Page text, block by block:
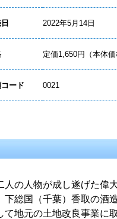
2022年5月14日
定価1,650円（本体価
ード 0021
の人物が成し遂げた偉
下総国（千葉）香取の酒
て地元の土地改良事業に